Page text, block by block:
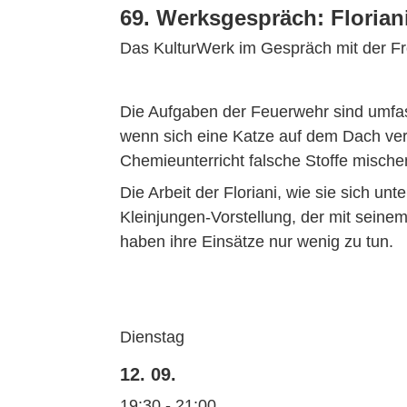
69. Werksgespräch:
Das KulturWerk im Gespräch mit der
Die Aufgaben der Feuerwehr sind
wenn sich eine Katze auf dem Dach
Chemieunterricht falsche Stoffe
Die Arbeit der Floriani, wie sie sich
Kleinjungen-Vorstellung, der mit
haben ihre Einsätze nur wenig zu tun.
Dienstag
12. 09.